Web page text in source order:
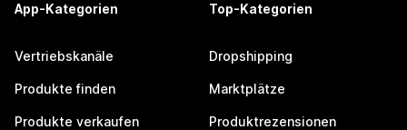
App-Kategorien
Vertriebskanäle
Produkte finden
Produkte verkaufen
Top-Kategorien
Dropshipping
Marktplätze
Produktrezensionen